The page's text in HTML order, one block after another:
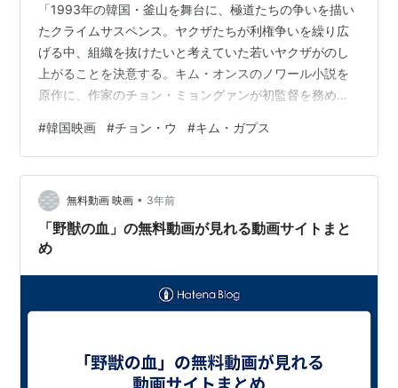
「1993年の韓国・釜山を舞台に、極道たちの争いを描い
たクライムサスペンス。ヤクザたちが利権争いを繰り広
げる中、組織を抜けたいと考えていた若いヤクザがのし
上がることを決意する。キム・オンスのノワール小説を
原作に、作家のチョン・ミョングァンが初監督を務め
ンス映画にしては、ボチボチかなと(笑)。 お暇なときに
どうぞ。 それでは・・・。 2022年 韓国 日本語吹替あり
#韓国映画 #チョン・ウ #キム・ガプス
無料動画 映画 • 3年前
「野獣の血」の無料動画が見れる動画サイトまと
め